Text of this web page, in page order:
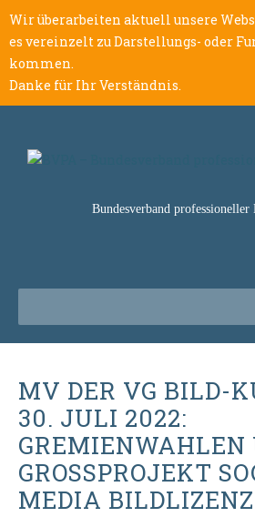
Wir überarbeiten aktuell unsere
es vereinzelt zu Darstellungs- oder
kommen.
Danke für Ihr Verständnis.
Bundesverband
MV DER VG BILD-
30. JULI 2022:
GREMIENWAHLEN
GROSSPROJEKT
EDIA BILDLIZENZ